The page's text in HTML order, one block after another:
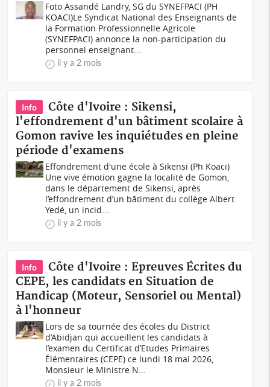
Foto Assandé Landry, SG du SYNEFPACI (PH
KOACI)Le Syndicat National des Enseignants de
la Formation Professionnelle Agricole
(SYNEFPACI) annonce la non-participation du
personnel enseignant...
il y a 2 mois
Info
Côte d'Ivoire : Sikensi,
l'effondrement d'un bâtiment scolaire à
Gomon ravive les inquiétudes en pleine
période d'examens
Effondrement d'une école à Sikensi (Ph Koaci)
Une vive émotion gagne la localité de Gomon,
dans le département de Sikensi, après
l’effondrement d’un bâtiment du collège Albert
Yedé, un incid...
il y a 2 mois
Info
Côte d'Ivoire : Epreuves Écrites du
CEPE, les candidats en Situation de
Handicap (Moteur, Sensoriel ou Mental)
à l'honneur
Lors de sa tournée des écoles du District
d’Abidjan qui accueillent les candidats à
l’examen du Certificat d’Etudes Primaires
Élémentaires (CEPE) ce lundi 18 mai 2026,
Monsieur le Ministre N...
il y a 2 mois